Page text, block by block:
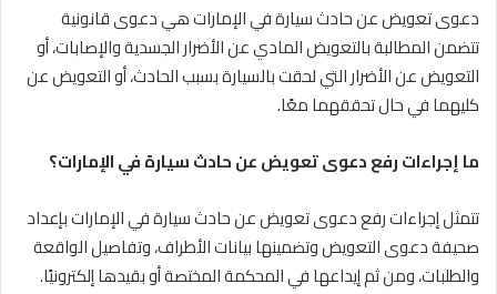
دعوى تعويض عن حادث سيارة في الإمارات هي دعوى قانونية
تتضمن المطالبة بالتعويض المادي عن الأضرار الجسدية والإصابات، أو
التعويض عن الأضرار التي لحقت بالسيارة بسبب الحادث، أو التعويض عن
كليهما في حال تحققهما معًا.
ما إجراءات رفع دعوى تعويض عن حادث سيارة في الإمارات؟
تتمثل إجراءات رفع دعوى تعويض عن حادث سيارة في الإمارات بإعداد
صحيفة دعوى التعويض وتضمينها بيانات الأطراف، وتفاصيل الواقعة
والطلبات، ومن ثم إيداعها في المحكمة المختصة أو بقيدها إلكترونيًا.